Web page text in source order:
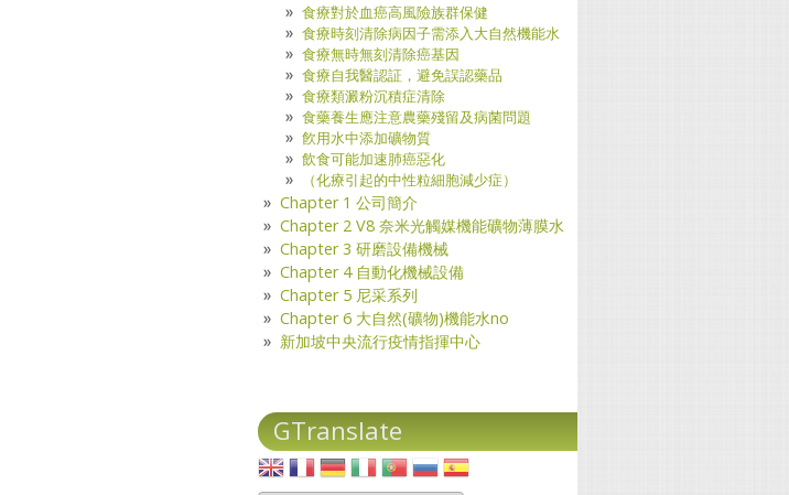
食療對於血癌高風險族群保健
食療時刻清除病因子需添入大自然機能水
食療無時無刻清除癌基因
食療自我醫認証，避免誤認藥品
食療類澱粉沉積症清除
食藥養生應注意農藥殘留及病菌問題
飮用水中添加礦物質
飲食可能加速肺癌惡化
（化療引起的中性粒細胞減少症）
Chapter 1 公司簡介
Chapter 2 V8 奈米光觸媒機能礦物薄膜水
Chapter 3 研磨設備機械
Chapter 4 自動化機械設備
Chapter 5 尼采系列
Chapter 6 大自然(礦物)機能水no
新加坡中央流行疫情指揮中心
GTranslate